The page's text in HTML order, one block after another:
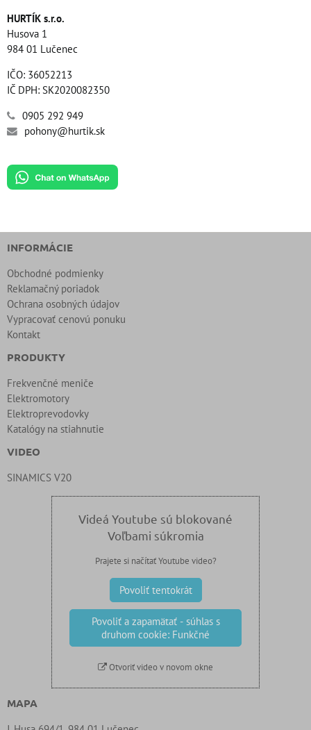
HURTÍK s.r.o.
Husova 1
984 01 Lučenec
IČO: 36052213
IČ DPH: SK2020082350
0905 292 949
pohony@hurtik.sk
INFORMÁCIE
Obchodné podmienky
Reklamačný poriadok
Ochrana osobných údajov
Vypracovať cenovú ponuku
Kontakt
PRODUKTY
Frekvenčné meniče
Elektromotory
Elektroprevodovky
Katalógy na stiahnutie
VIDEO
SINAMICS V20
Videá Youtube sú blokované
Voľbami súkromia
Prajete si načítať Youtube video?
Povoliť tentokrát
Povoliť a zapamätať - súhlas s
druhom cookie: Funkčné
Otvoriť video v novom okne
MAPA